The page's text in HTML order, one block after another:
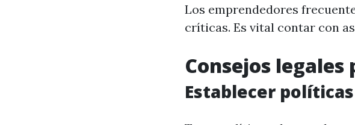
Los emprendedores
críticas. Es vital contar con
Consejos
Establecer